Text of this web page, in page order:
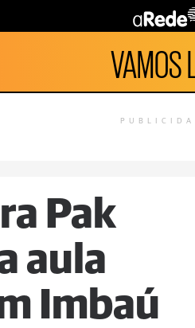
VAMOS
Pak
aula
Imbaú